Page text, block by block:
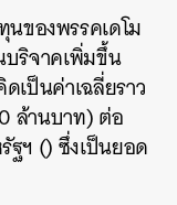
ของพรรคเดโม
บริจาคเพิ่มขึ้น
เป็นค่าเฉลี่ยราว
ล้านบาท) ต่อ
ฐฯ () ซึ่งเป็นยอด